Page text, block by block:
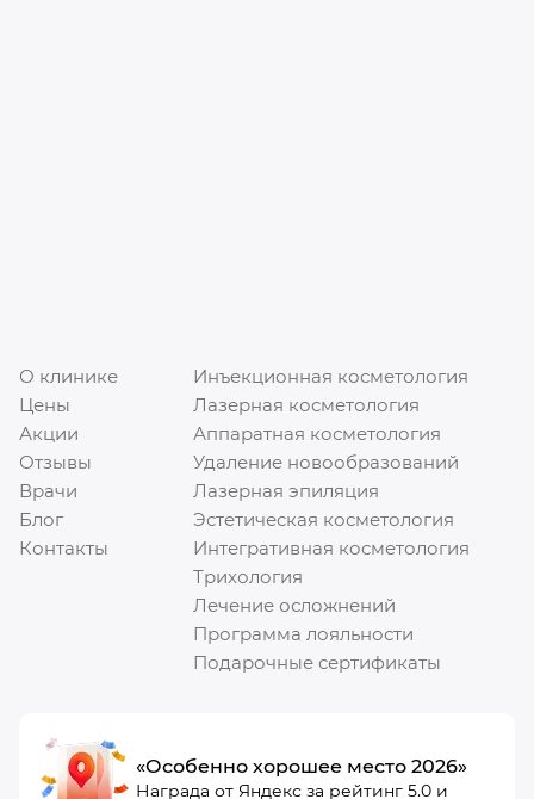
О клинике
Цены
Акции
Отзывы
Врачи
Блог
Контакты
Инъекционная косметология
Лазерная косметология
Аппаратная косметология
Удаление новообразований
Лазерная эпиляция
Эстетическая косметология
Интегративная косметология
Трихология
Лечение осложнений
Программа лояльности
Подарочные сертификаты
«Особенно хорошее место 2026»
Награда от Яндекс за рейтинг 5.0 и